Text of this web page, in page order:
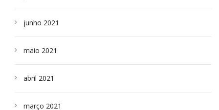
junho 2021
maio 2021
abril 2021
março 2021